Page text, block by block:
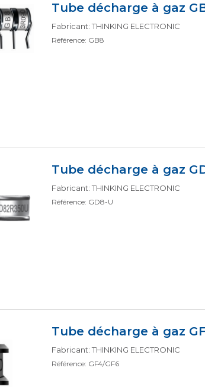
Tube décharge à gaz
Fabricant: THINKING ELECTRONIC
Référence: GB8
Tube décharge à gaz
Fabricant: THINKING ELECTRONIC
Référence: GD8-U
Tube décharge à gaz
Fabricant: THINKING ELECTRONIC
Référence: GF4/GF6